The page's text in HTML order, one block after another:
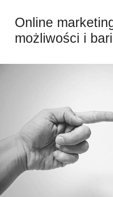
Online
możliwości i